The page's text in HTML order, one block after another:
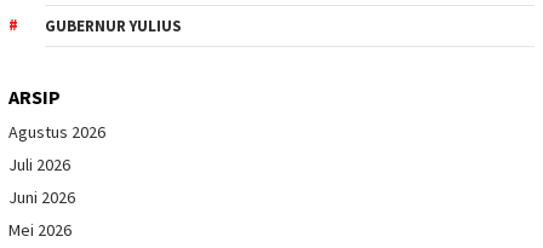
GUBERNUR YULIUS
ARSIP
Agustus 2026
Juli 2026
Juni 2026
Mei 2026